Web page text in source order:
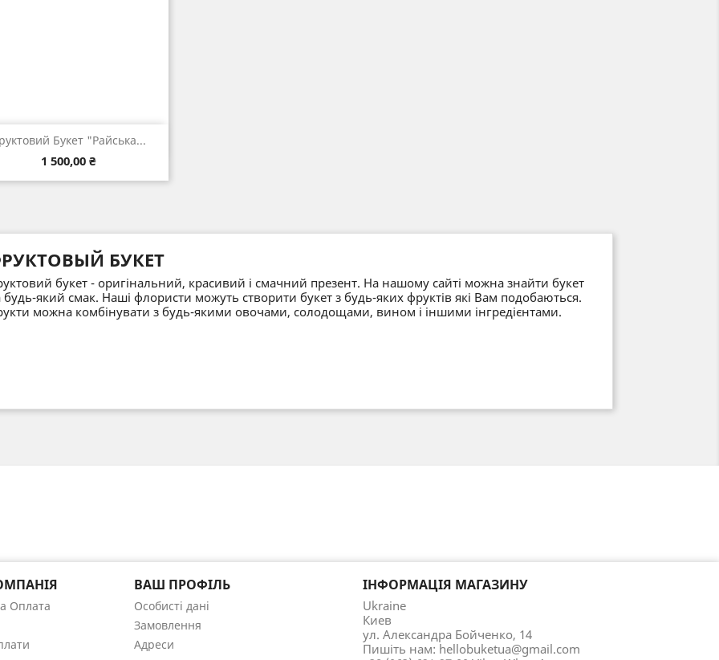
Букет "Райська...
Ціна
1 500,00 ₴
 Швидкий перегляд
БУКЕТ
букет - оригінальний, красивий і смачний презент. На нашому сайті можна знайти букет
будь-який смак. Наші флористи можуть створити букет з будь-яких фруктів які Вам подобаються.
можна комбінувати з будь-якими овочами, солодощами, вином і іншими інгредієнтами.
Оплата
ВАШ ПРОФІЛЬ
Особисті дані
Замовлення
Адреси
ІНФОРМАЦІЯ МАГАЗИНУ
Ukraine
Киев
ул. Александра Бойченко, 14
Пишіть нам: hellobuketua@gmail.com